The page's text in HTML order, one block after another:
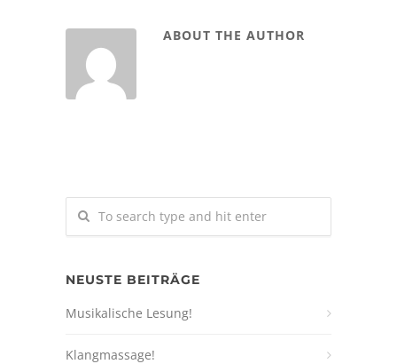
ABOUT THE AUTHOR
NEUSTE BEITRÄGE
Musikalische Lesung!
Klangmassage!